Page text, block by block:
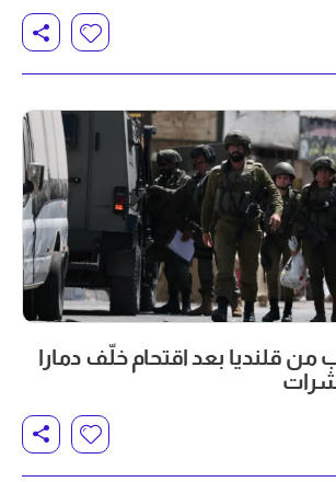
من قلنديا بعد اقتحام خلّف دمارا